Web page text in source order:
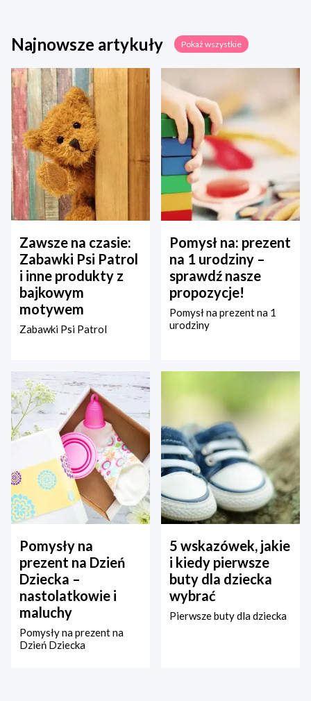
Najnowsze artykuły Pokaż wszystkie
Zawsze na czasie:
Zabawki Psi Patrol
i inne produkty z
bajkowym
motywem
Zabawki Psi Patrol
Pomysł na: prezent
na 1 urodziny –
sprawdź nasze
propozycje!
Pomysł na prezent na 1
urodziny
Pomysły na
prezent na Dzień
Dziecka –
nastolatkowie i
maluchy
Pomysły na prezent na
Dzień Dziecka
5 wskazówek, jakie
i kiedy pierwsze
buty dla dziecka
wybrać
Pierwsze buty dla dziecka